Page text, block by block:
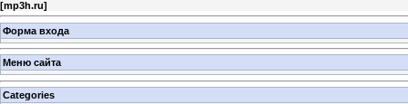
[mp3h.ru]
Форма входа
Меню сайта
Categories